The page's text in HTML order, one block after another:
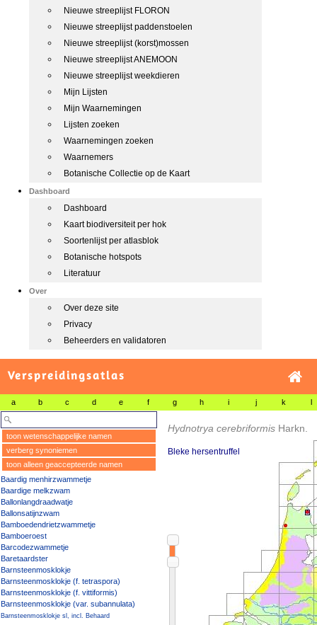
Nieuwe streeplijst FLORON
Nieuwe streeplijst paddenstoelen
Nieuwe streeplijst (korst)mossen
Nieuwe streeplijst ANEMOON
Nieuwe streeplijst weekdieren
Mijn Lijsten
Mijn Waarnemingen
Lijsten zoeken
Waarnemingen zoeken
Waarnemers
Botanische Collectie op de Kaart
Dashboard
Dashboard
Kaart biodiversiteit per hok
Soortenlijst per atlasblok
Botanische hotspots
Literatuur
Over
Over deze site
Privacy
Beheerders en validatoren
Verspreidingsatlas
a b c d e f g h i j k l
toon wetenschappelijke namen
verberg synoniemen
toon alleen geaccepteerde namen
Baardig menhirzwammetje
Baardige melkzwam
Ballonlangdraadwatje
Ballonsatijnzwam
Bamboedendrietzwammetje
Bamboeroest
Barcodezwammetje
Baretaardster
Barnsteenmosklokje
Barnsteenmosklokje (f. tetraspora)
Barnsteenmosklokje (f. vittiformis)
Barnsteenmosklokje (var. subannulata)
Barnsteenmosklokje sl, incl. Behaard
Hydnotrya cerebriformis Harkn.
Bleke hersentruffel